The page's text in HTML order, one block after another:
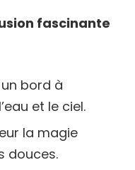
fascinante
un bord à
et le ciel.
la magie
douces.